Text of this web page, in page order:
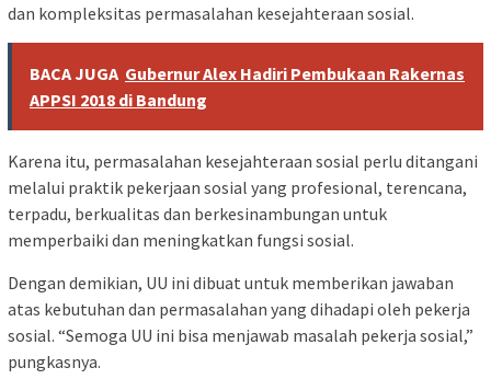
dan kompleksitas permasalahan kesejahteraan sosial.
BACA JUGA Gubernur Alex Hadiri Pembukaan Rakernas
APPSI 2018 di Bandung
Karena itu, permasalahan kesejahteraan sosial perlu ditangani
melalui praktik pekerjaan sosial yang profesional, terencana,
terpadu, berkualitas dan berkesinambungan untuk
memperbaiki dan meningkatkan fungsi sosial.
Dengan demikian, UU ini dibuat untuk memberikan jawaban
atas kebutuhan dan permasalahan yang dihadapi oleh pekerja
sosial. “Semoga UU ini bisa menjawab masalah pekerja sosial,”
pungkasnya.